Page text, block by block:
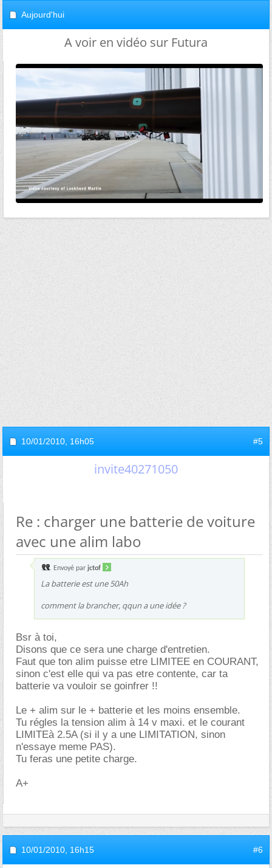
Aujourd'hui
A voir en vidéo sur Futura
10/01/2010, 16h05 #5
invite40271050
Re : charger une batterie de voiture
avec une alim labo
Envoyé par jctof
La batterie est une 50Ah
comment la brancher, qqun a une idée ?
Bsr à toi,
Disons que ce sera une charge d'entretien.
Faut que ton alim puisse etre LIMITEE en COURANT,
sinon c'est elle qui va pas etre contente, car ta
batterie va vouloir se goinfrer !!
Le + alim sur le + batterie et les moins ensemble.
Tu régles la tension alim à 14 v maxi. et le courant
LIMITEà 2.5A (si il y a une LIMITATION, sinon
n'essaye meme PAS).
Tu feras une petite charge.
A+
10/01/2010, 16h15 #6